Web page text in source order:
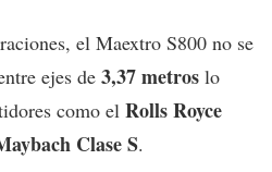
el Maextro S800 no se
ejes de 3,37 metros lo
como el Rolls Royce
Clase S.